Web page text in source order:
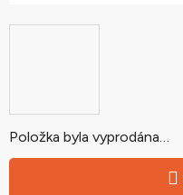
Položka byla vyprodána…